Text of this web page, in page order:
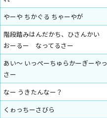
やーや ちかぐる ちゃーやが
階段踏みはんだかち、ひさんかい
おーるー なってるさー
あい～ いっぺーちゅらかーぎーやっ
さー
なー うきたんなー？
くゎっちーさびら